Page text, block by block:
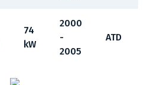
74
kW
2000
-
2005
ATD